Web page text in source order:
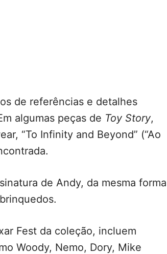
de referências e detalhes
algumas peças de Toy Story,
“To Infinity and Beyond” (“Ao
de Andy, da mesma forma
Fest da coleção, incluem
Woody, Nemo, Dory, Mike